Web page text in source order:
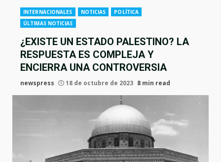
INTERNACIONALES NOTICIAS
POLÍTICA
ÚLTIMAS NOTICIAS
¿EXISTE UN ESTADO PALESTINO? LA
RESPUESTA ES COMPLEJA Y
ENCIERRA UNA CONTROVERSIA
newspress 18 de octubre de 2023 8 min read